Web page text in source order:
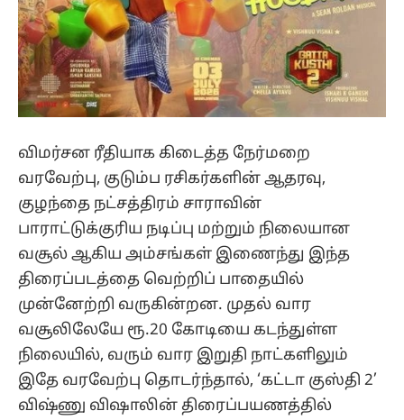
விமர்சன ரீதியாக கிடைத்த நேர்மறை
வரவேற்பு, குடும்ப ரசிகர்களின் ஆதரவு,
குழந்தை நட்சத்திரம் சாராவின்
பாராட்டுக்குரிய நடிப்பு மற்றும் நிலையான
வசூல் ஆகிய அம்சங்கள் இணைந்து இந்த
திரைப்படத்தை வெற்றிப் பாதையில்
முன்னேற்றி வருகின்றன. முதல் வார
வசூலிலேயே ரூ.20 கோடியை கடந்துள்ள
நிலையில், வரும் வார இறுதி நாட்களிலும்
இதே வரவேற்பு தொடர்ந்தால், ‘கட்டா குஸ்தி 2’
விஷ்ணு விஷாலின் திரைப்பயணத்தில்